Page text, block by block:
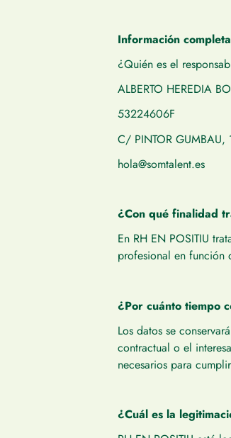
Información
¿Quién es el
ALBERTO HEREDIA
53224606F
C/ PINTOR GUMBAU,
hola@somtalent.es
¿Con qué finalidad
En RH EN POSITIU
profesional en función
¿Por cuánto tiempo
Los datos se
contractual o el
necesarios para
¿Cuál es la